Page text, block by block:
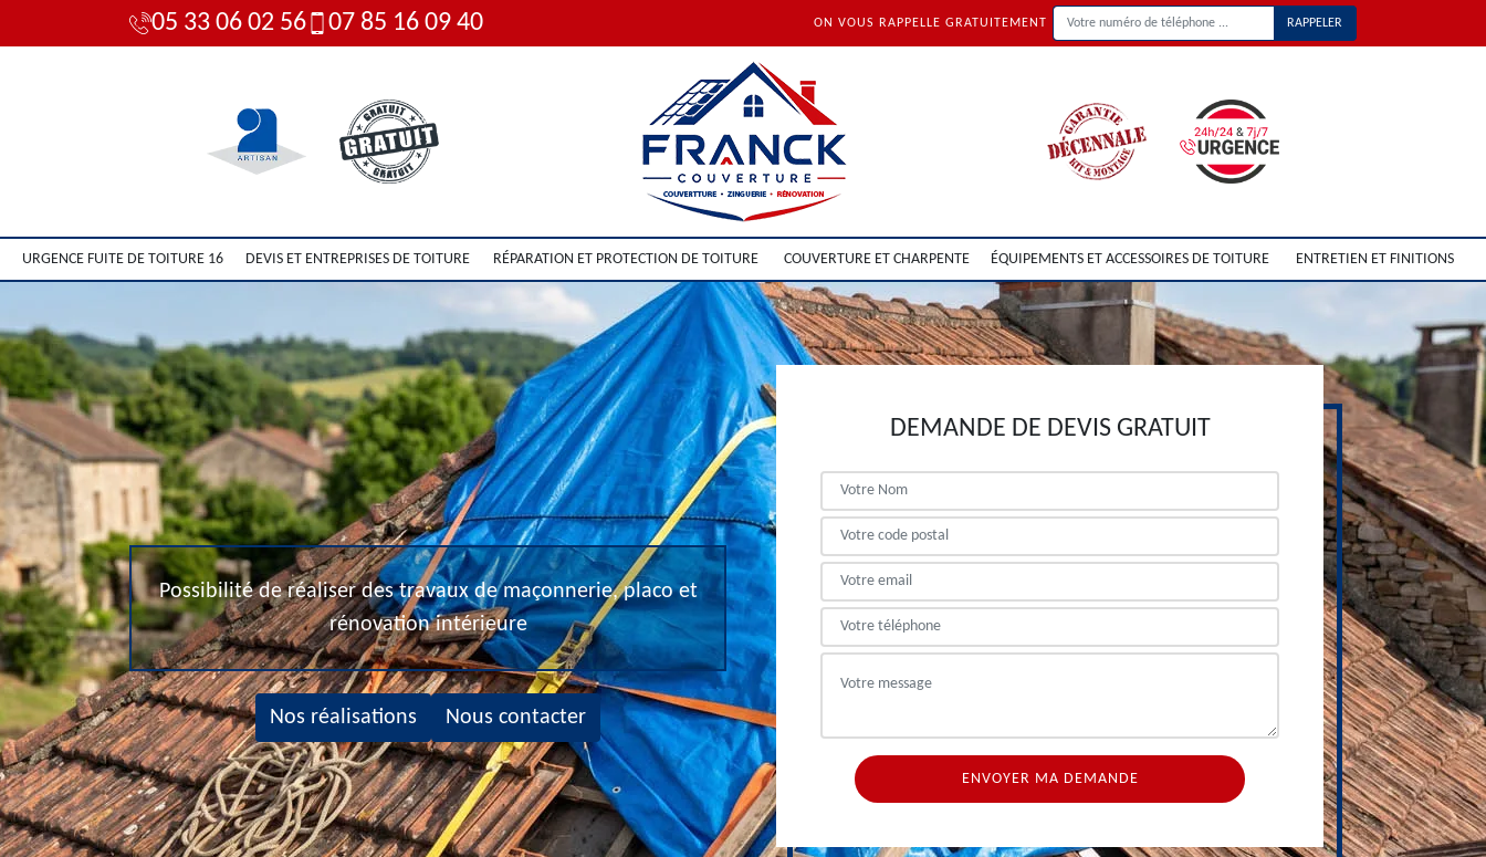
05 33 06 02 56 07 85 16 09 40 ON VOUS RAPPELLE GRATUITEMENT
URGENCE FUITE DE TOITURE 16 DEVIS ET ENTREPRISES DE TOITURE RÉPARATION ET PROTECTION DE TOITURE COUVERTURE ET CHARPENTE ÉQUIPEMENTS ET ACCESSOIRES DE TOITURE ENTRETIEN ET FINITIONS
Possibilité de réaliser des travaux de maçonnerie, placo et
rénovation intérieure
Nos réalisations Nous contacter
DEMANDE DE DEVIS GRATUIT